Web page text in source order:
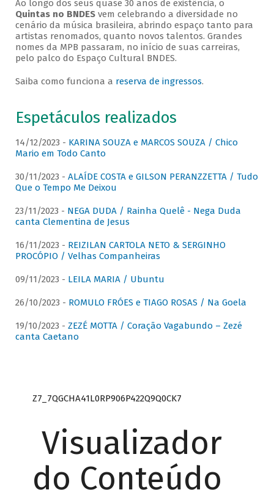
Ao longo dos seus quase 30 anos de existência, o
Quintas no BNDESvem celebrando a diversidade no
cenário da música brasileira, abrindo espaço tanto para
artistas renomados, quanto novos talentos. Grandes
nomes da MPB passaram, no início de suas carreiras,
pelo palco do Espaço Cultural BNDES.
Saiba como funciona a reserva de ingressos.
Espetáculos realizados
14/12/2023 - KARINA SOUZA e MARCOS SOUZA / Chico
Mario em Todo Canto
30/11/2023 - ALAÍDE COSTA e GILSON PERANZZETTA / Tudo
Que o Tempo Me Deixou
23/11/2023 - NEGA DUDA / Rainha Quelê - Nega Duda
canta Clementina de Jesus
16/11/2023 - REIZILAN CARTOLA NETO & SERGINHO
PROCÓPIO / Velhas Companheiras
09/11/2023 - LEILA MARIA / Ubuntu
26/10/2023 - ROMULO FRÓES e TIAGO ROSAS / Na Goela
19/10/2023 - ZEZÉ MOTTA / Coração Vagabundo – Zezé
canta Caetano
Z7_7QGCHA41L0RP906P422Q9Q0CK7
Visualizador
do Conteúdo